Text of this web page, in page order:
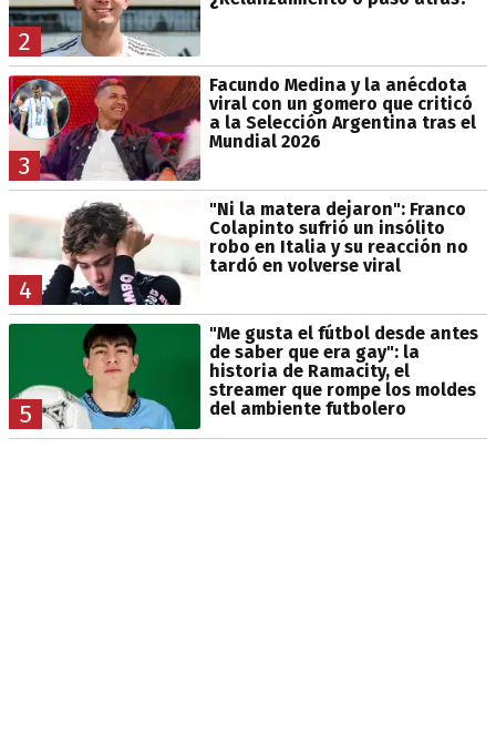
2
3
Facundo Medina y la anécdota
viral con un gomero que criticó
a la Selección Argentina tras el
Mundial 2026
4
"Ni la matera dejaron": Franco
Colapinto sufrió un insólito
robo en Italia y su reacción no
tardó en volverse viral
5
"Me gusta el fútbol desde antes
de saber que era gay": la
historia de Ramacity, el
streamer que rompe los moldes
del ambiente futbolero